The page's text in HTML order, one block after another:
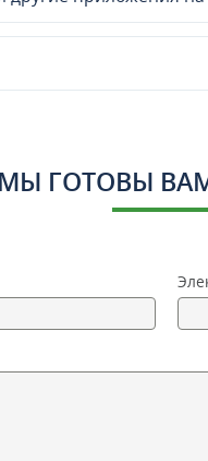
МЫ ГОТОВЫ